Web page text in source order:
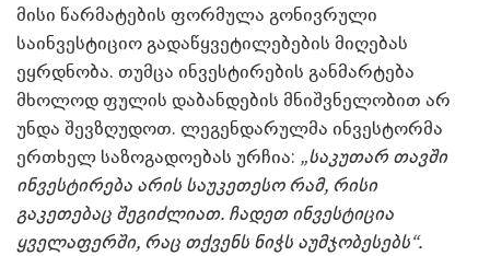
მისი წარმატების ფორმულა გონივრული
საინვესტიციო გადაწყვეტილებების მიღებას
ეყრდნობა. თუმცა ინვესტირების განმარტება
მხოლოდ ფულის დაბანდების მნიშვნელობით არ
უნდა შევზღუდოთ. ლეგენდარულმა ინვესტორმა
ერთხელ საზოგადოებას ურჩია: „საკუთარ თავში
ინვესტირება არის საუკეთესო რამ, რისი
გაკეთებაც შეგიძლიათ. ჩადეთ ინვესტიცია
ყველაფერში, რაც თქვენს ნიჭს აუმჯობესებს“.